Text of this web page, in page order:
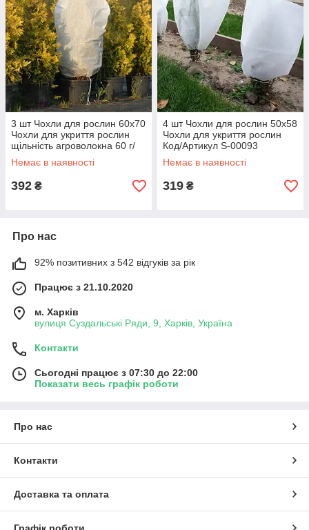
3 шт Чохли для рослин 60х70
Чохли для укриття рослин
щільнiсть агроволокна 60 г/
м2 Код/Артикул S-00093
Немає в наявності
392 ₴
4 шт Чохли для рослин 50х58
Чохли для укриття рослин
Код/Артикул S-00093
Немає в наявності
319 ₴
Про нас
92% позитивних з 542 відгуків за рік
Працює з 21.10.2020
м. Харків
вулиця Суздальські Ряди, 9, Харків, Україна
Контакти
Сьогодні працює з 07:30 до 22:00
Показати весь графік роботи
Про нас
Контакти
Доставка та оплата